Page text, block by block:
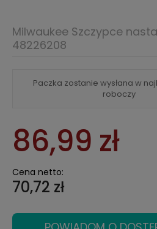
Paczka zostanie wysłana w
roboczy
Milwaukee Szczypce
48226208
86,99 zł
Cena netto:
70,72 zł